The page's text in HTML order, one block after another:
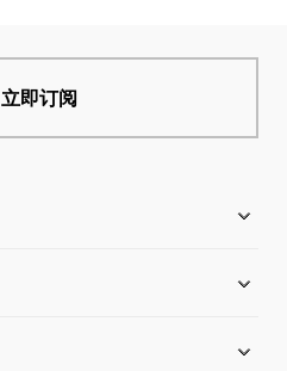
立即订阅